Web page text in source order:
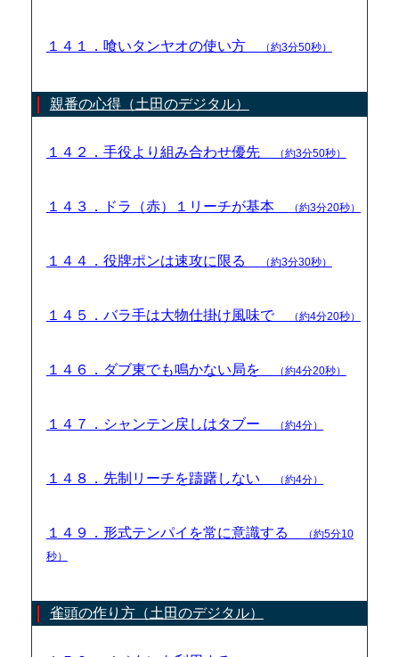
１４１．喰いタンヤオの使い方 （約3分50秒）
親番の心得（土田のデジタル）
１４２．手役より組み合わせ優先 （約3分50秒）
１４３．ドラ（赤）１リーチが基本 （約3分20秒）
１４４．役牌ポンは速攻に限る （約3分30秒）
１４５．バラ手は大物仕掛け風味で （約4分20秒）
１４６．ダブ東でも鳴かない局を （約4分20秒）
１４７．シャンテン戻しはタブー （約4分）
１４８．先制リーチを躊躇しない （約4分）
１４９．形式テンパイを常に意識する
（約5分10
秒）
雀頭の作り方（土田のデジタル）